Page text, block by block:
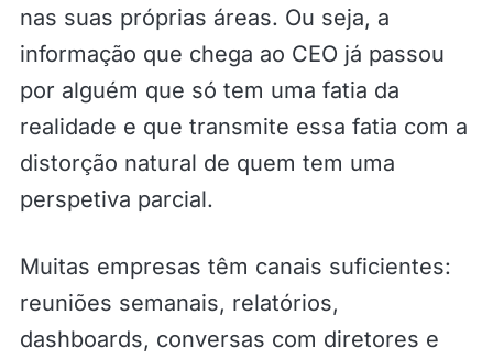
nas suas próprias áreas. Ou seja, a
informação que chega ao CEO já passou
por alguém que só tem uma fatia da
realidade e que transmite essa fatia com a
distorção natural de quem tem uma
perspetiva parcial.
Muitas empresas têm canais suficientes:
reuniões semanais, relatórios,
dashboards, conversas com diretores e